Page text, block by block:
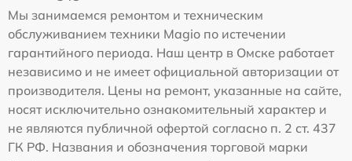
Мы занимаемся ремонтом и техническим
обслуживанием техники Magio по истечении
гарантийного периода. Наш центр в Омске работает
независимо и не имеет официальной авторизации от
производителя. Цены на ремонт, указанные на сайте,
носят исключительно ознакомительный характер и
не являются публичной офертой согласно п. 2 ст. 437
ГК РФ. Названия и обозначения торговой марки